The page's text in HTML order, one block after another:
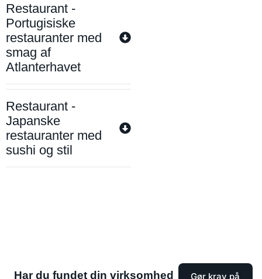
Restaurant -
Portugisiske
restauranter med
smag af
Atlanterhavet
Restaurant -
Japanske
restauranter med
sushi og stil
Har du fundet din virksomhed
Gør krav på